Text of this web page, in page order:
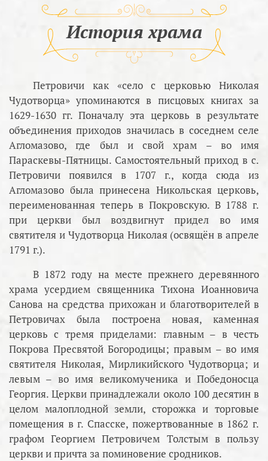
История храма
Петровичи как «село с церковью Николая
Чудотворца» упоминаются в писцовых книгах за
1629-1630 гг. Поначалу эта церковь в результате
объединения приходов значилась в соседнем селе
Агломазово, где был и свой храм – во имя
Параскевы-Пятницы. Самостоятельный приход в с.
Петровичи появился в 1707 г., когда сюда из
Агломазово была принесена Никольская церковь,
переименованная теперь в Покровскую. В 1788 г.
при церкви был воздвигнут придел во имя
святителя и Чудотворца Николая (освящён в апреле
1791 г.).
В 1872 году на месте прежнего деревянного
храма усердием священника Тихона Иоанновича
Санова на средства прихожан и благотворителей в
Петровичах была построена новая, каменная
церковь с тремя приделами: главным – в честь
Покрова Пресвятой Богородицы; правым – во имя
святителя Николая, Мирликийского Чудотворца; и
левым – во имя великомученика и Победоносца
Георгия. Церкви принадлежали около 100 десятин в
целом малоплодной земли, сторожка и торговые
помещения в г. Спасске, пожертвованные в 1862 г.
графом Георгием Петровичем Толстым в пользу
церкви и причта за поминовение сродников.